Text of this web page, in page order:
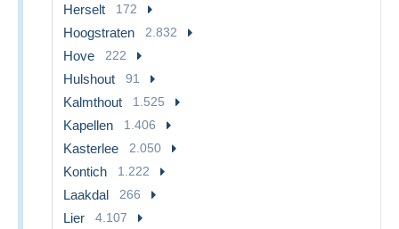
Herselt 172
Hoogstraten 2.832
Hove 222
Hulshout 91
Kalmthout 1.525
Kapellen 1.406
Kasterlee 2.050
Kontich 1.222
Laakdal 266
Lier 4.107